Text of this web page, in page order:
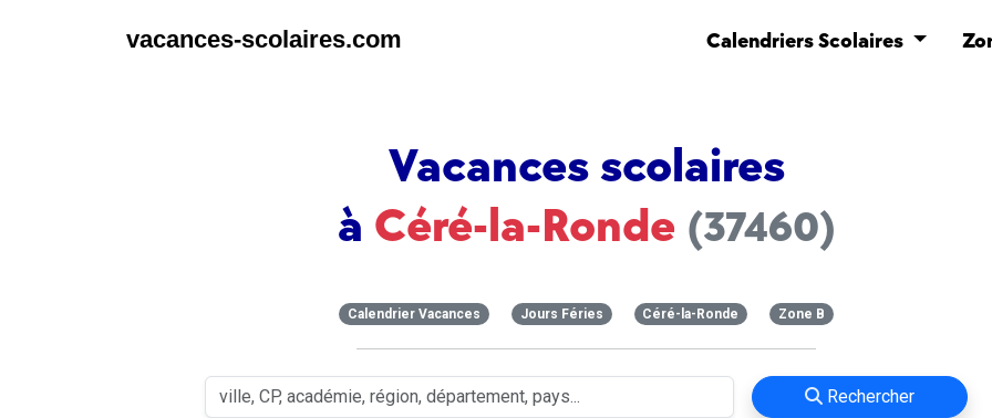
vacances-scolaires.com Calendriers Scolaires
Vacances scolaires
à Céré-la-Ronde (37460)
Calendrier Vacances Jours Féries Céré-la-Ronde Zone B
Rechercher